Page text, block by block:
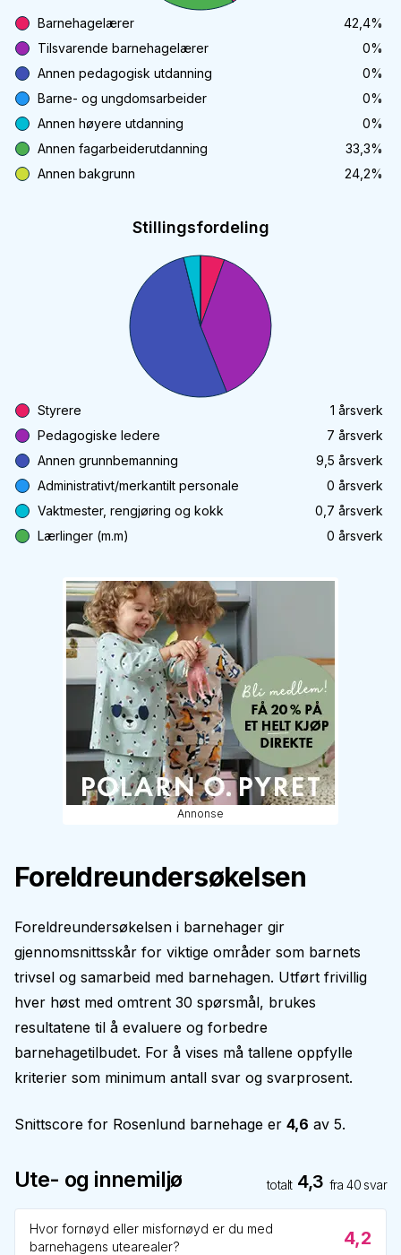
Barnehagelærer 42,4%
Tilsvarende barnehagelærer
0%
Annen pedagogisk utdanning
0%
Barne- og ungdomsarbeider
0%
Annen høyere utdanning
0%
Annen fagarbeiderutdanning
33,3%
Annen bakgrunn
24,2%
Stillingsfordeling
Styrere 1 årsverk
Pedagogiske ledere
7 årsverk
Annen grunnbemanning
9,5 årsverk
Administrativt/merkantilt personale
0 årsverk
Vaktmester, rengjøring og kokk
0,7 årsverk
Lærlinger (m.m)
0 årsverk
Annonse
Foreldreundersøkelsen
Foreldreundersøkelsen i barnehager gir
gjennomsnittsskår for viktige områder som barnets
trivsel og samarbeid med barnehagen. Utført frivillig
hver høst med omtrent 30 spørsmål, brukes
resultatene til å evaluere og forbedre
barnehagetilbudet. For å vises må tallene oppfylle
kriterier som minimum antall svar og svarprosent.
Snittscore for Rosenlund barnehage er 4,6 av 5.
Ute- og innemiljø totalt 4,3 fra40 svar
Hvor fornøyd eller misfornøyd er du med
barnehagens utearealer?
4,2